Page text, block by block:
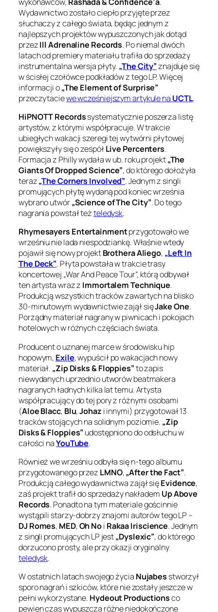
Wydawnictwo zostało ciepło przyjęte przez
słuchaczy z całego świata, będąc jednym z
najlepszych projektów wypuszczonych jak dotąd
przezIll Adrenaline Records. Po niemal dwóch
latach od premiery materiału trafiła do sprzedaży
instrumentalna wersja płyty. „The City”znajduje się
w ścisłej czołówce podkładów z tego LP. Więcej
informacji o„The Element of Surprise”
przeczytaciewe wcześniejszym artykule na UCTL.
HiPNOTT Recordssystematycznie poszerza listę
artystów, z którymi współpracuje. W trakcie
ubiegłych wakacji szeregi tej wytwórni płytowej
powiększyły się o zespółLive Percenters.
Formacja z Philly wydała w ub. roku projekt„The
Giants Of Dropped Science”, do którego dołożyła
teraz„The Corners Involved”. Jednym z singli
promujących płytę wydaną pod koniec września
wybrano utwór„Science of The City”. Do tego
nagrania powstał teżteledysk.
Rhymesayers Entertainmentprzygotowało we
wrześniu nie lada niespodziankę. Właśnie wtedy
pojawił się nowy projektBrothera Aliego, „Left In
The Deck”. Płyta powstała w trakcie trasy
koncertowej „War And Peace Tour”, którą odbywał
ten artysta wraz z Immortalem Technique.
Produkcją wszystkich tracków zawartych na blisko
30-minutowym wydawnictwie zajął sięJake One.
Porządny materiał nagrany w piwnicach i pokojach
hotelowych w różnych częściach świata.
Producent o uznanej marce w środowisku hip
hopowym, Exile, wypuścił po wakacjach nowy
materiał. „Zip Disks & Floppies”to zapis
niewydanych uprzednio utworów beatmakera
nagranych ładnych kilka lat temu. Artysta
współpracujący do tej pory z różnymi osobami
(Aloe Blacc, Blu,Johaz i innymi) przygotował 13
tracków stojących na solidnym poziomie. „Zip
Disks & Floppies” udostępniono do odsłuchu w
całości naYouTube.
Również we wrześniu odbyła się n-tego albumu
przygotowanego przez LMNO,„After the Fact”.
Produkcją całego wydawnictwa zajął sięEvidence,
zaś projekt trafił do sprzedaży nakładem Up Above
Records. Ponadto na tym materiale gościnnie
wystąpili starzy-dobrzy znajomi autorów tego LP –
DJ Romes, MED,Oh Noi Rakaa Iriscience. Jednym
z singli promujących LP jest„Dyslexic”, do którego
dorzucono prosty, ale przy okazji oryginalny
teledysk.
W ostatnich latach swojego życia Nujabes stworzył
sporo nagrań i szkiców, które nie zostały jeszcze w
pełni wykorzystane. Hydeout Productionsco
pewien czas wypuszcza różne niedokończone